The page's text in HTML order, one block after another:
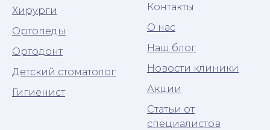
Хирурги
Ортопеды
Ортодонт
Детский стоматолог
Гигиенист
Контакты
О нас
Наш блог
Новости клиники
Акции
Статьи от
специалистов